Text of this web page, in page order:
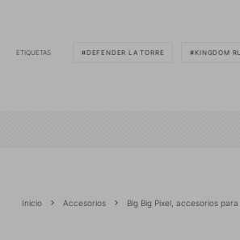
ETIQUETAS DEFENDER LA TORRE KINGDOM
Inicio Accesorios Big Big Pixel, accesorios